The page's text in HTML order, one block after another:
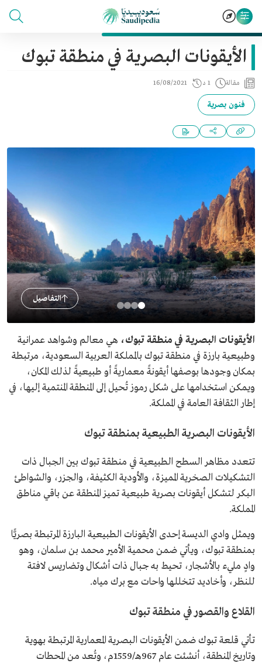
الأيقونات البصرية في منطقة تبوك
مقالة 1 د 16/08/2021
فنون بصرية
التفاصيل
الأيقونات البصرية في منطقة تبوك، هي معالم وشواهد عمرانية
وطبيعية بارزة في منطقة تبوك بالمملكة العربية السعودية، مرتبطة
بمكان وجودها بوصفها أيقونةً معماريةً أو طبيعيةً لذلك المكان،
ويمكن استخدامها على شكل رموز تُحيل إلى المنطقة المنتمية إليها، في
إطار الثقافة العامة في المملكة.
الأيقونات البصرية الطبيعية بمنطقة تبوك
تتعدد مظاهر السطح الطبيعية في منطقة تبوك بين الجبال ذات
التشكيلات الصخرية المميزة، والأودية الكثيفة، والجزر، والشواطئ
البكر لتشكل أيقونات بصرية طبيعية تميز المنطقة عن باقي مناطق
المملكة.
ويمثل وادي الديسة إحدى الأيقونات الطبيعية البارزة المرتبطة بصريًّا
بمنطقة تبوك، ويأتي ضمن محمية الأمير محمد بن سلمان، وهو
وادٍ مليء بالأشجار، تحيط به جبال ذات أشكال وتضاريس لافتة
للنظر، وأخاديد تتخللها واحات مع برك مياه.
القلاع والقصور في منطقة تبوك
تأتي قلعة تبوك ضمن الأيقونات البصرية المعمارية المرتبطة بهوية
وتاريخ المنطقة، أنشئت عام 967هـ/1559م، وتُعد من المحطات